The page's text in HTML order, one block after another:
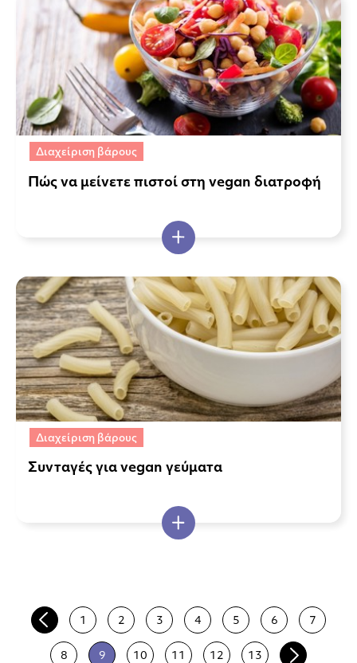
Διαχείριση βάρους
Πώς να μείνετε πιστοί στη vegan διατροφή
Διαχείριση βάρους
Συνταγές για vegan γεύματα
1 2 3 4 5 6 7
8 9 10 11 12 13